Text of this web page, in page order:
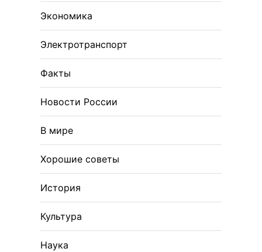
Экономика
Электротранспорт
Факты
Новости России
В мире
Хорошие советы
История
Культура
Наука